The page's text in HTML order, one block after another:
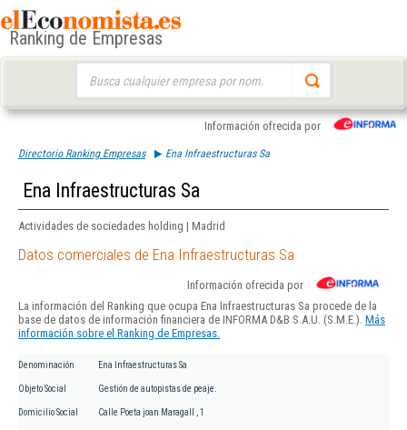
Ranking de Empresas
Información ofrecida por
Directorio Ranking Empresas Ena Infraestructuras Sa
Ena Infraestructuras Sa
Actividades de sociedades holding | Madrid
Datos comerciales de Ena Infraestructuras Sa
Información ofrecida por
La información del Ranking que ocupa Ena Infraestructuras Sa procede de la
base de datos de información financiera de INFORMA D&B S.A.U. (S.M.E.). Más
información sobre el Ranking de Empresas.
Denominación Ena Infraestructuras Sa
Objeto Social Gestión de autopistas de peaje.
Domicilio Social Calle Poeta joan Maragall , 1